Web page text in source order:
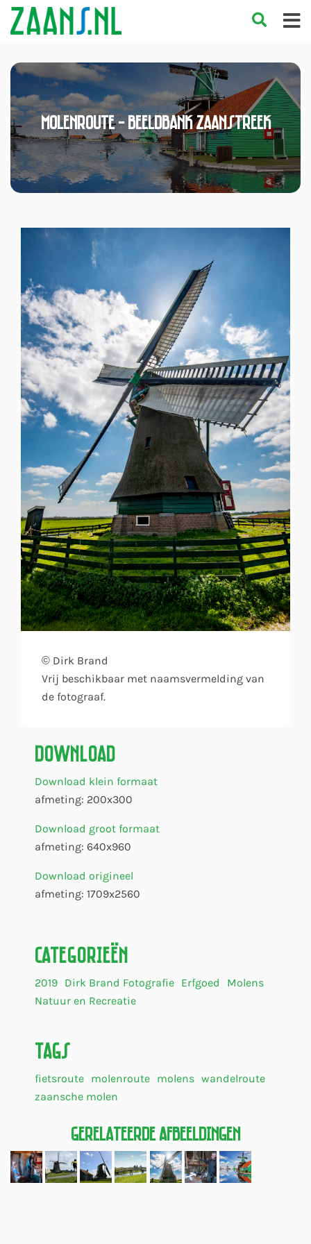
Molenroute - Beeldbank Zaanstreek
© Dirk Brand
Vrij beschikbaar met naamsvermelding van
de fotograaf.
Download
Download klein formaat
afmeting: 200x300
Download groot formaat
afmeting: 640x960
Download origineel
afmeting: 1709x2560
Categorieën
2019 Dirk Brand Fotografie Erfgoed
Molens
Natuur en Recreatie
Tags
fietsroute molenroute molens wandelroute
zaansche molen
Gerelateerde Afbeeldingen